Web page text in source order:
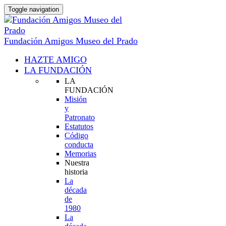
Toggle navigation
Fundación Amigos Museo del Prado
HAZTE AMIGO
LA FUNDACIÓN
LA
FUNDACIÓN
Misión
y
Patronato
Estatutos
Código
conducta
Memorias
Nuestra
historia
La
década
de
1980
La